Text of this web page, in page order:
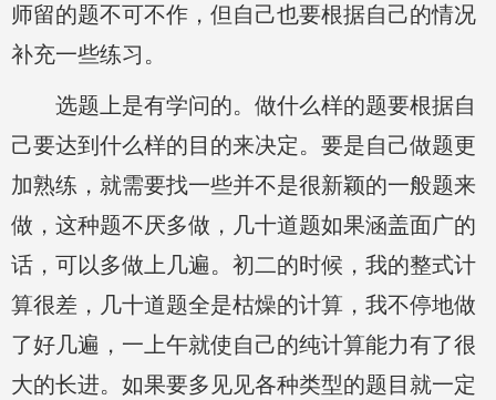
师留的题不可不作，但自己也要根据自己的情况
补充一些练习。
选题上是有学问的。做什么样的题要根据自
己要达到什么样的目的来决定。要是自己做题更
加熟练，就需要找一些并不是很新颖的一般题来
做，这种题不厌多做，几十道题如果涵盖面广的
话，可以多做上几遍。初二的时候，我的整式计
算很差，几十道题全是枯燥的计算，我不停地做
了好几遍，一上午就使自己的纯计算能力有了很
大的长进。如果要多见见各种类型的题目就一定